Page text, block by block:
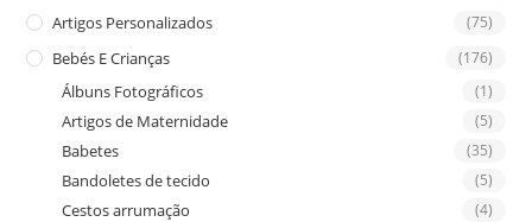
Artigos Personalizados (75)
Bebés E Crianças (176)
Álbuns Fotográficos (1)
Artigos de Maternidade (5)
Babetes (35)
Bandoletes de tecido (5)
Cestos arrumação (4)